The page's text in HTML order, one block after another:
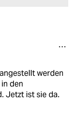
werden
den
Jetzt ist sie da.